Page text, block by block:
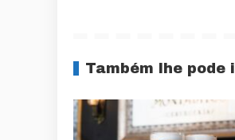
Também lhe pode